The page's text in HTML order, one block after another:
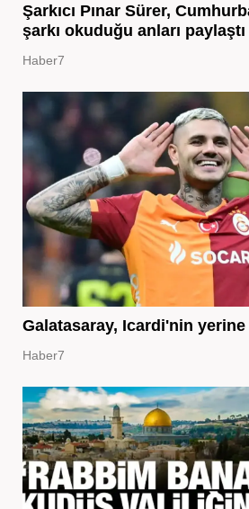
Şarkıcı Pınar Sürer,
şarkı okuduğu anları paylaştı
Haber7
Galatasaray, Icardi'nin yerine
Haber7